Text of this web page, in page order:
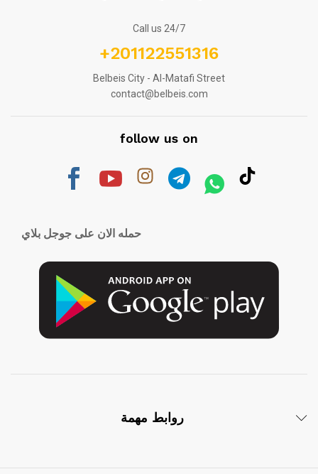
Call us 24/7
+201122551316
Belbeis City - Al-Matafi Street
contact@belbeis.com
follow us on
حمله الان على جوجل بلاي
روابط مهمة